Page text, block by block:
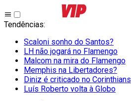
Tendências:
Scaloni sonho do Santos?
LH não jogará no Flamengo
Malcom na mira do Flamengo
Memphis na Libertadores?
Diniz é criticado no Corinthians
Luís Roberto volta à Globo